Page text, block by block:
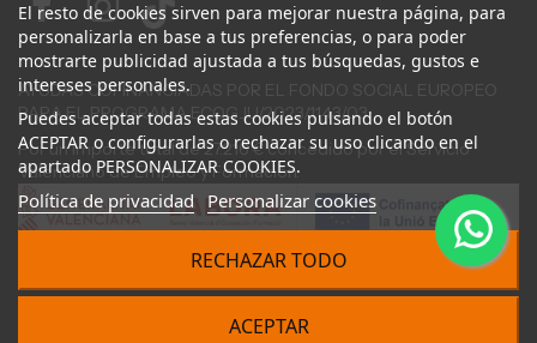
El resto de cookies sirven para mejorar nuestra página, para
personalizarla en base a tus preferencias, o para poder
mostrarte publicidad ajustada a tus búsquedas, gustos e
intereses personales.
Puedes aceptar todas estas cookies pulsando el botón
ACEPTAR o configurarlas o rechazar su uso clicando en el
apartado PERSONALIZAR COOKIES.
Política de privacidad Personalizar cookies
RECHAZAR TODO
ACEPTAR
AYUDAS COFINANCIADAS POR EL FONDO SOCIAL EUROPEO
PARA EL PROGRAMA ECOGJU/2023/1143/03
Por un importe total de 27.216 € concedido por el Servicio
Valenciano de Empleo y Formación.
Desarrollado porSeintosoft